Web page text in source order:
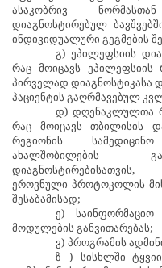
ასაკობრივ
დიაგნოსტირებულ
ინდივიდუალური გეგმების
გ) ეპილეფსიის
რაც მოიცავს ეპილეფსიის
პირველად დიაგნოსტიკასა
პაციენტის გაღრმავებულ
დ) დღენაკლულთა
რაც მოიცავს თბილისის
რეგიონის
ახალშობილების
ეროვნული პროტოკოლის
შესაბამისად;
ე)
მოდულების განვითარებას;
ვ) პროგრამის
ზ
) სისხლში